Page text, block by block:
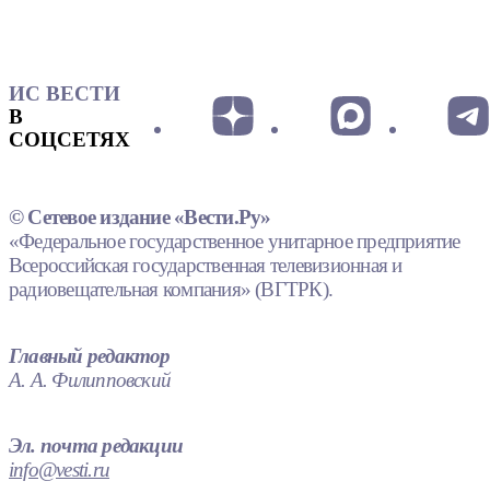
ИС ВЕСТИ
В
СОЦСЕТЯХ
© Сетевое издание «Вести.Ру»
«Федеральное государственное унитарное предприятие
Всероссийская государственная телевизионная и
радиовещательная компания» (ВГТРК).
Главный редактор
А. А. Филипповский
Эл. почта редакции
info@vesti.ru